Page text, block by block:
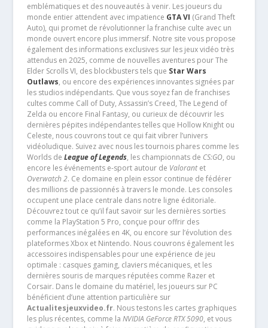
emblématiques et des nouveautés à venir. Les joueurs du
monde entier attendent avec impatience GTA VI (Grand Theft
Auto), qui promet de révolutionner la franchise culte avec un
monde ouvert encore plus immersif. Notre site vous propose
également des informations exclusives sur les jeux vidéo très
attendus en 2025, comme de nouvelles aventures pour The
Elder Scrolls VI, des blockbusters tels que Star Wars
Outlaws, ou encore des expériences innovantes signées par
les studios indépendants. Que vous soyez fan de franchises
cultes comme Call of Duty, Assassin’s Creed, The Legend of
Zelda ou encore Final Fantasy, ou curieux de découvrir les
dernières pépites indépendantes telles que Hollow Knight ou
Celeste, nous couvrons tout ce qui fait vibrer l’univers
vidéoludique. Suivez avec nous les tournois phares comme les
Worlds de League of Legends, les championnats de CS:GO, ou
encore les événements e-sport autour de Valorantet
Overwatch 2. Ce domaine en plein essor continue de fédérer
des millions de passionnés à travers le monde. Les consoles
occupent une place centrale dans notre ligne éditoriale.
Découvrez tout ce qu’il faut savoir sur les dernières sorties
comme la PlayStation 5 Pro, conçue pour offrir des
performances inégalées en 4K, ou encore sur l’évolution des
plateformes Xbox et Nintendo. Nous couvrons également les
accessoires indispensables pour une expérience de jeu
optimale : casques gaming, claviers mécaniques, et les
dernières souris de marques réputées comme Razer et
Corsair. Dans le domaine du matériel, les joueurs sur PC
bénéficient d’une attention particulière sur
Actualitesjeuxvideo.fr. Nous testons les cartes graphiques
les plus récentes, comme la NVIDIA GeForce RTX 5090, et vous